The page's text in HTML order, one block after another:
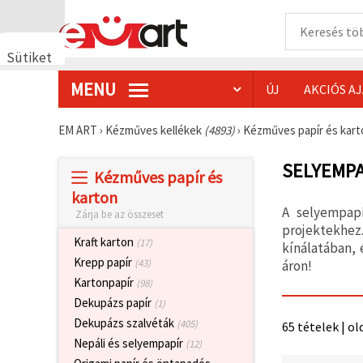
Sütiket
használunk
technológiákat
hozzájárulásával
MENU ÚJ AKCIÓS
EM ART › Kézműves kellékek (4893)› Kézműves papír és
Kézműves papír és
karton
Zárja be az összeset
Kraft karton (17)
Krepp papír (43)
Kartonpapír (98)
Dekupázs papír (1)
Dekupázs szalvéták (405)
Nepáli és selyempapír (12)
A
kínálatában,
áron!
65 tételek |